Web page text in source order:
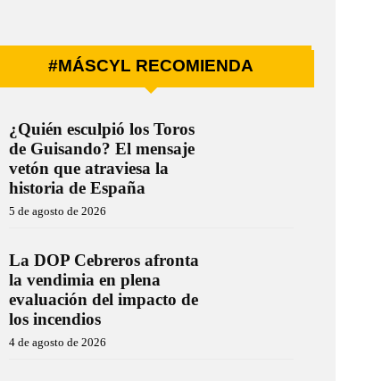
#MÁSCYL RECOMIENDA
¿Quién esculpió los Toros
de Guisando? El mensaje
vetón que atraviesa la
historia de España
5 de agosto de 2026
La DOP Cebreros afronta
la vendimia en plena
evaluación del impacto de
los incendios
4 de agosto de 2026